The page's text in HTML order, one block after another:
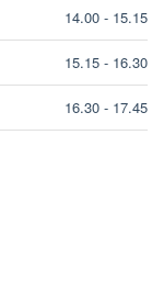
14.00 - 15.15
15.15 - 16.30
16.30 - 17.45